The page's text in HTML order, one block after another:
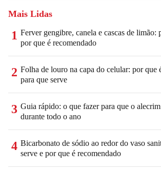
Mais Lidas
1 Ferver gengibre, canela e cascas de limão:
por que é recomendado
2 Folha de louro na capa do celular: por que
para que serve
3 Guia rápido: o que fazer para que o
durante todo o ano
4 Bicarbonato de sódio ao redor do vaso
serve e por que é recomendado